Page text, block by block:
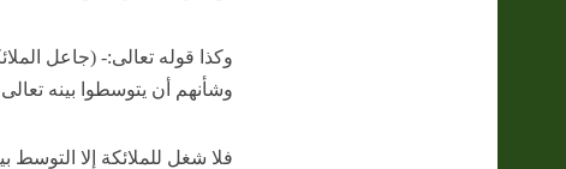
وكذا قوله تعالى:- (جاعل
وشأنهم أن يتوسطوا بينه
فلا شغل للملائكة إلا التوسط